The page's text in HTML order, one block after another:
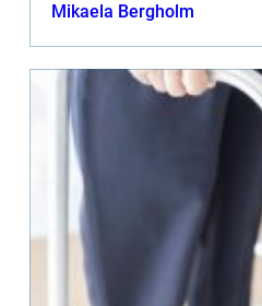
Mikaela Bergholm